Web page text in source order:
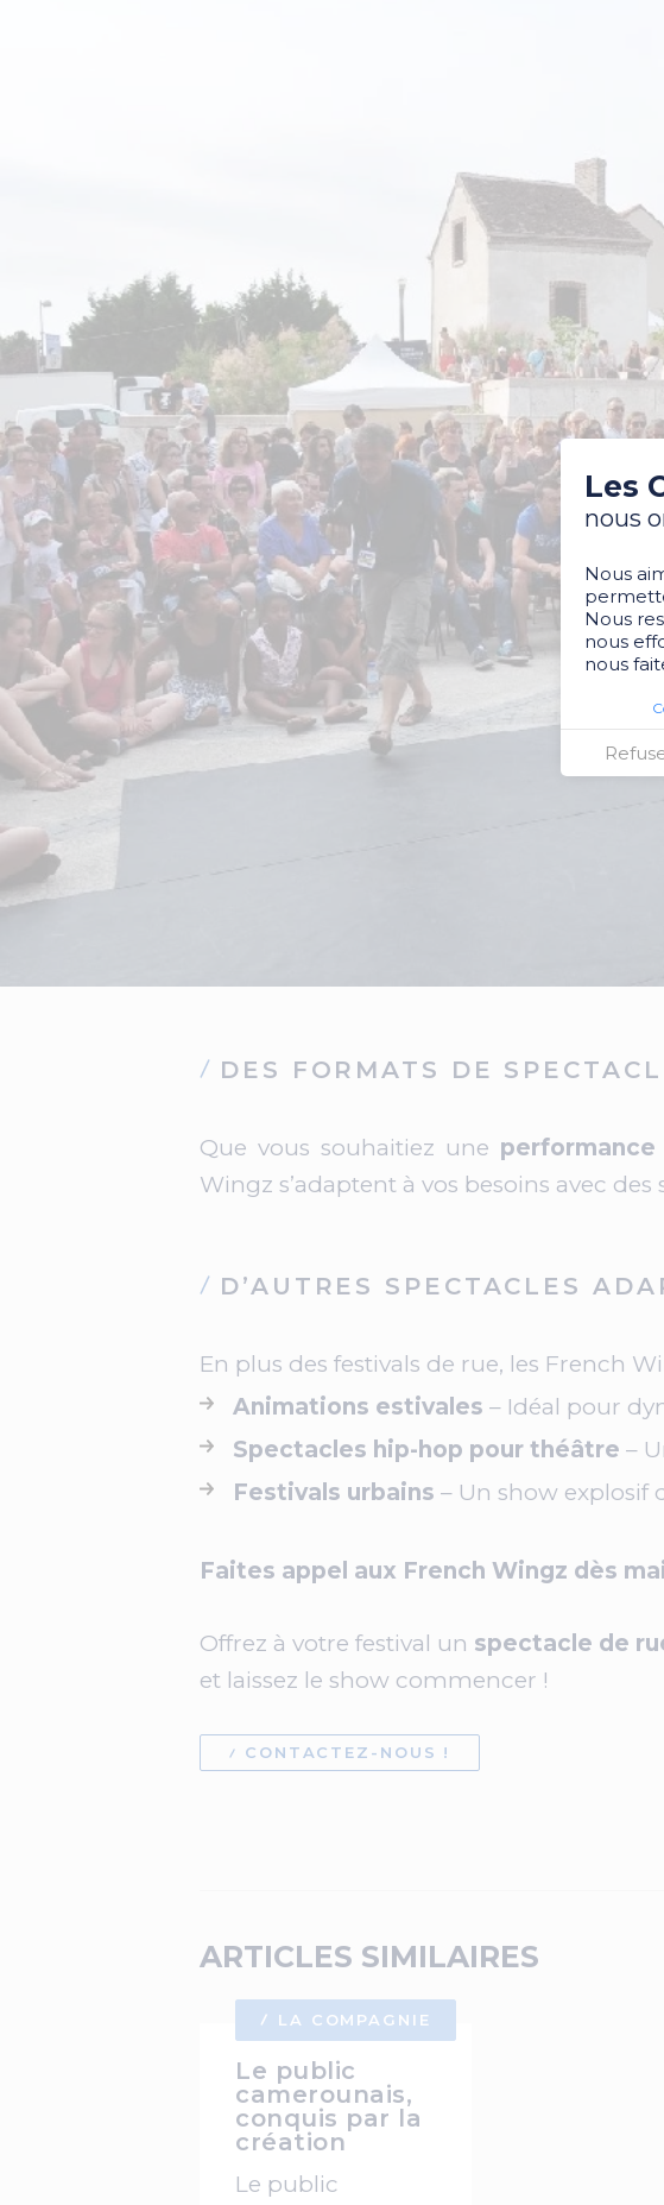
Les
nous
Nous
Nous
nous
nous
DES FORMATS DE
Que vous souhaitiez une
Wingz s’adaptent à vos besoins avec
D’AUTRES SPECTACLES
En plus des festivals de rue, les French
Animations estivales – Idéal pour
Spectacles hip-hop pour théâtre –
Festivals urbains – Un show explosif
Faites appel aux French Wingz dès
Offrez à votre festival un spectacle de
et laissez le show commencer !
CONTACTEZ-NOUS !
ARTICLES SIMILAIRES
LA COMPAGNIE
Le public
camerounais,
conquis par la
création
Le public